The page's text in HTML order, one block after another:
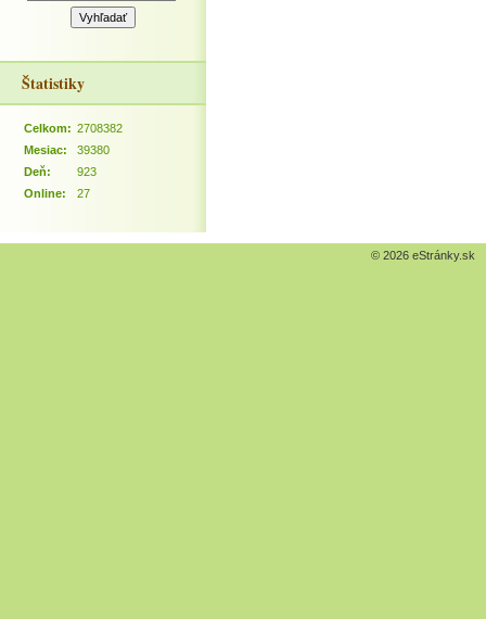
Štatistiky
Online: 27
Celkom: 2708382
Mesiac:
39380
Deň:
923
© 2026 eStránky.sk